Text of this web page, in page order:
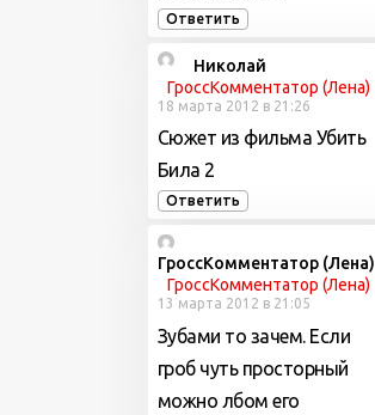
Ответить
Николай
ГроссКомментатор (Лена)
18 марта 2012 в 21:26
Сюжет из фильма Убить
Била 2
Ответить
ГроссКомментатор (Лена)
ГроссКомментатор (Лена)
13 марта 2012 в 21:05
Зубами то зачем. Если
гроб чуть просторный
можно лбом его